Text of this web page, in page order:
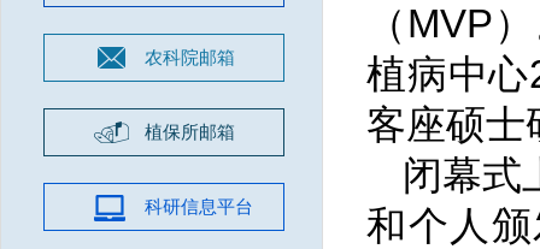
农科院邮箱
植保所邮箱
科研信息平台
（MVP
植病中
客座硕士
闭幕式
和个人